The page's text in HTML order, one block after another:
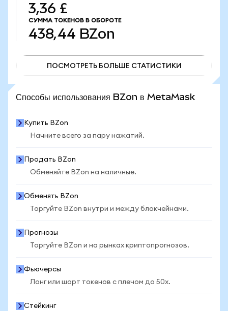
3,36 £
СУММА ТОКЕНОВ В ОБОРОТЕ
438,44 BZon
ПОСМОТРЕТЬ БОЛЬШЕ СТАТИСТИКИ
Способы использования BZon в MetaMask
Купить BZon
Начните всего за пару нажатий.
Продать BZon
Обменяйте BZon на наличные.
Обменять BZon
Торгуйте BZon внутри и между блокчейнами.
Прогнозы
Торгуйте BZon и на рынках криптопрогнозов.
Фьючерсы
Лонг или шорт токенов с плечом до 50x.
Стейкинг